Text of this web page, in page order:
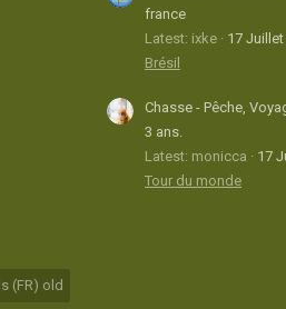
france
Latest: ixke
17
Brésil
Chasse - Pêche,
3 ans.
Latest: monicca
17
Tour du monde
(FR) old